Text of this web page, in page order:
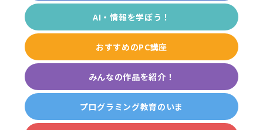
AI・情報を学ぼう！
おすすめのPC講座
みんなの作品を紹介！
プログラミング教育のいま